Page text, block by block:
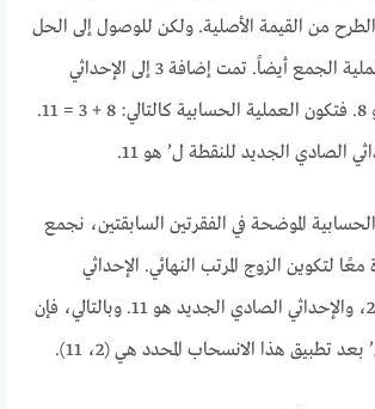
من القيمة الأصلية. ولكن للوصول إلى الحل
المحدد، تم تطبيق عملية الجمع أيضاً. تمت إضافة 3 إلى الإحداثي
الصادي الأصلي وهو 8. فتكون العملية الحسابية كالتالي: 8 + 3 = 11.
الصادي الجديد للنقطة ل’ هو 11.
الموضحة في الفقرتين السابقتين، نجمع
لتكوين الزوج المرتب النهائي. الإحداثي
السيني الجديد هو 2، والإحداثي الصادي الجديد هو 11. وبالتالي، فإن
تطبيق هذا الانسحاب المحدد هي (2، 11).